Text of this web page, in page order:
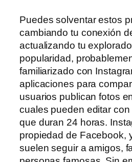
Puedes solventar estos
cambiando tu conexión
actualizando tu
popularidad,
familiarizado con
aplicaciones para
usuarios publican fotos
cuales pueden editar con
que duran 24 horas.
propiedad de Facebook,
suelen seguir a amigos,